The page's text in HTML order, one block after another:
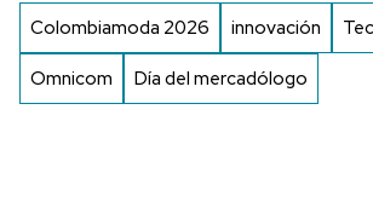
Colombiamoda 2026 innovación
Omnicom Día del mercadólogo